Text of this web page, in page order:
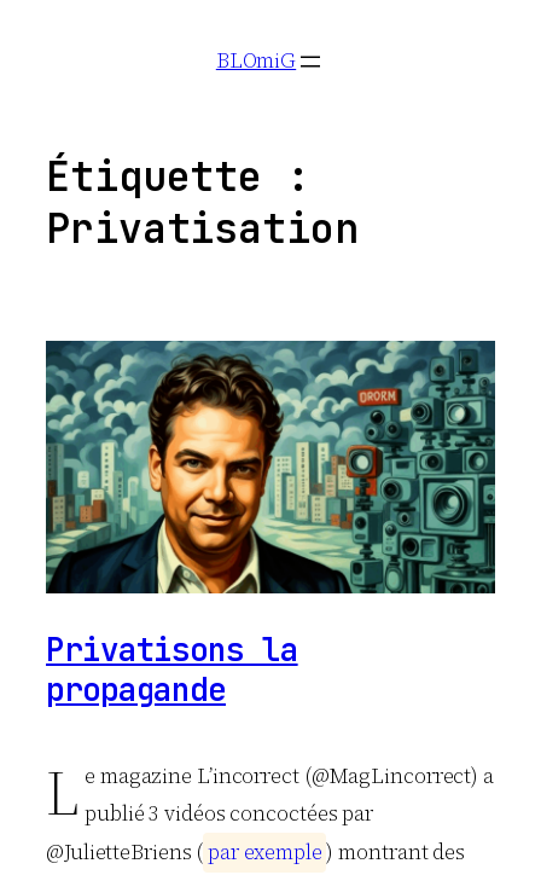
BLOmiG
Étiquette :
Privatisation
Privatisons la
propagande
L e magazine L’incorrect (@MagLincorrect) a
publié 3 vidéos concoctées par
@JulietteBriens (par exemple) montrant des